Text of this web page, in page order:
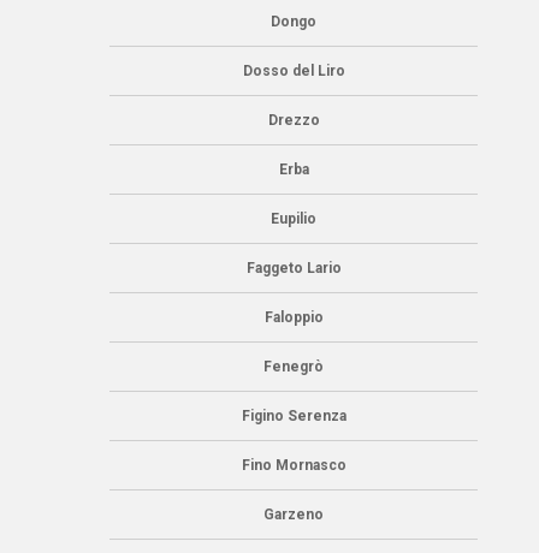
Dongo
Dosso del Liro
Drezzo
Erba
Eupilio
Faggeto Lario
Faloppio
Fenegrò
Figino Serenza
Fino Mornasco
Garzeno